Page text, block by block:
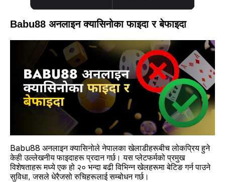
Babu88 अनलाइन क्यासिनोका फाइदा र बेफाइदा
Babu88 अनलाइन क्यासिनोले नेपालका खेलाडीहरूबीच लोकप्रिय हुने
केही उल्लेखनीय फाइदाहरू प्रदान गर्छ। यस प्लेटफर्मको प्रमुख
विशेषताहरू मध्ये एक हो २० भन्दा बढी विभिन्न खेलहरूमा बेटिङ गर्न पाउने
सुविधा, जसले धेरैजसो रुचिहरूलाई सम्बोधन गर्छ।